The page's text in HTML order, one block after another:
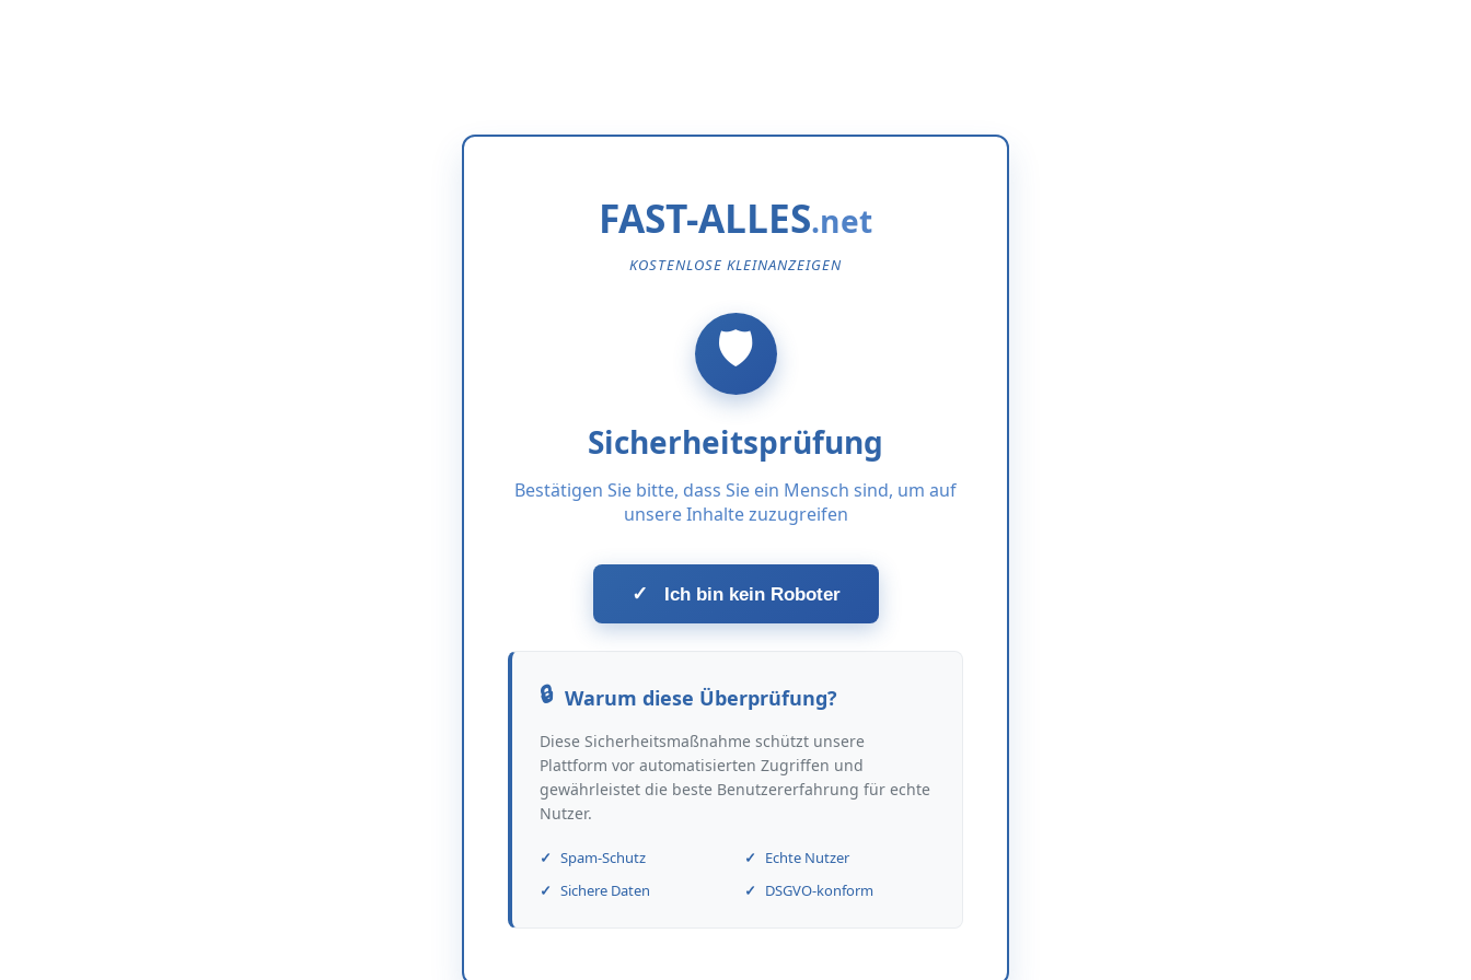
FAST-ALLES
KOSTENLOSE KLEINANZEIGEN
Sicherheitsprüfung
Bestätigen Sie bitte, dass Sie ein Mensch sind, um auf
unsere Inhalte zuzugreifen
✓ Ich bin kein Roboter
Warum diese Überprüfung?
Diese Sicherheitsmaßnahme schützt unsere
Plattform vor automatisierten Zugriffen und
gewährleistet die beste Benutzererfahrung für echte
Nutzer.
Spam-Schutz
Echte Nutzer
Sichere Daten
DSGVO-konform